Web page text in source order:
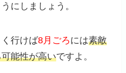
にしましょう。
行けば8月ごろには素敵
能性が高いですよ。